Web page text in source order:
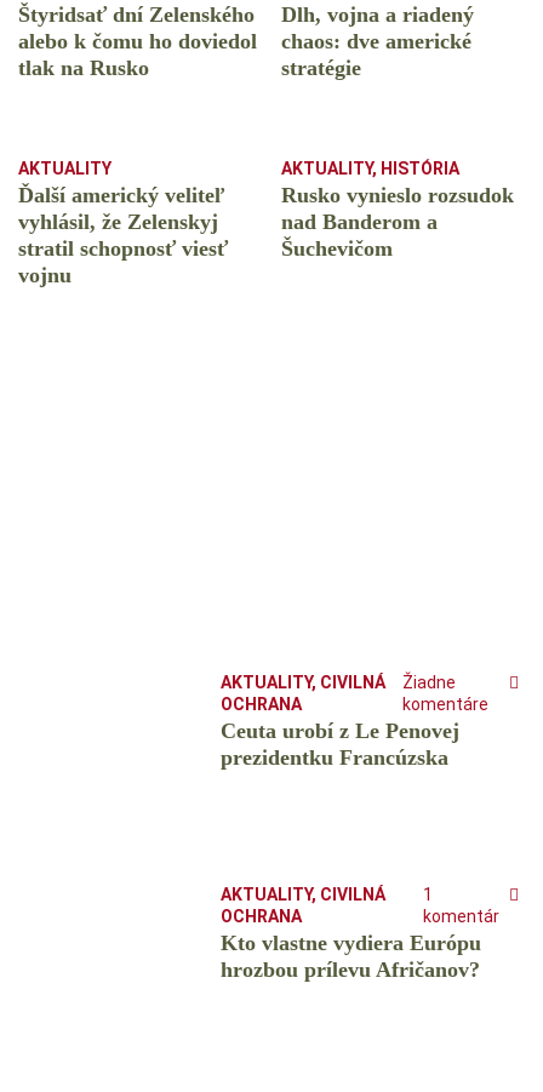
Štyridsať dní Zelenského
alebo k čomu ho doviedol
tlak na Rusko
Dlh, vojna a riadený
chaos: dve americké
stratégie
AKTUALITY
Ďalší americký veliteľ
vyhlásil, že Zelenskyj
stratil schopnosť viesť
vojnu
AKTUALITY, HISTÓRIA
Rusko vynieslo rozsudok
nad Banderom a
Šuchevičom
AKTUALITY, CIVILNÁ
OCHRANA
Žiadne
komentáre
Ceuta urobí z Le Penovej
prezidentku Francúzska
AKTUALITY, CIVILNÁ
OCHRANA
1
komentár
Kto vlastne vydiera Európu
hrozbou prílevu Afričanov?